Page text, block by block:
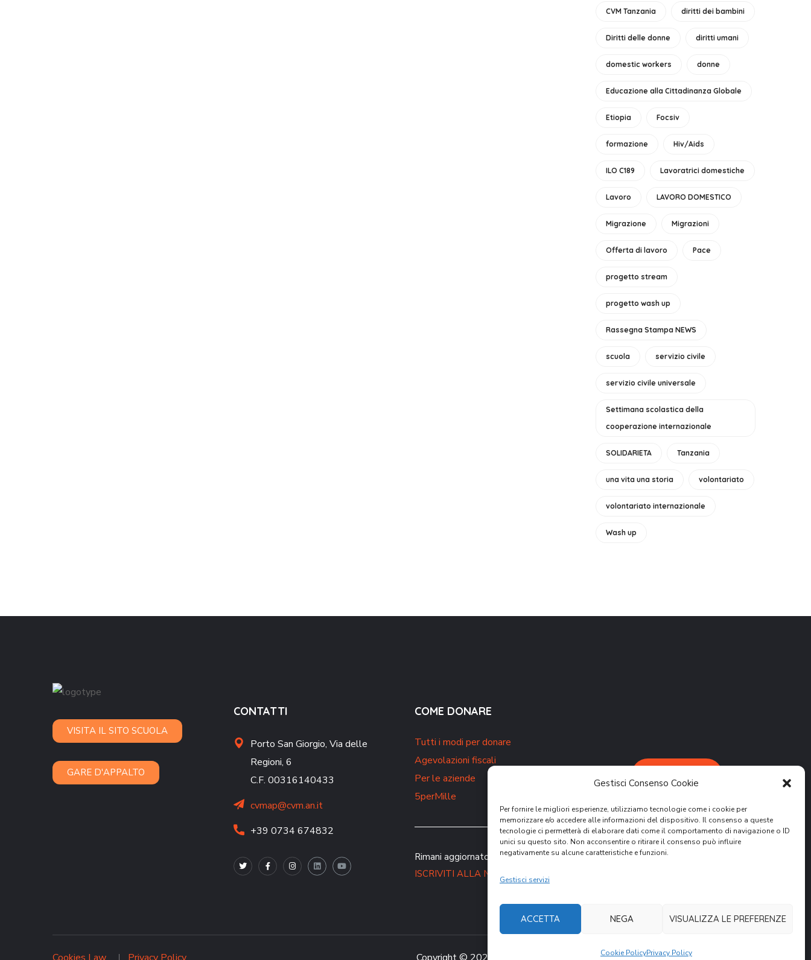
Gestisci Consenso Cookie
Per fornire le migliori esperienze, utilizziamo tecnologie come i cookie per
memorizzare e/o accedere alle informazioni del dispositivo. Il consenso a queste
tecnologie ci permetterà di elaborare dati come il comportamento di navigazione o ID
unici su questo sito. Non acconsentire o ritirare il consenso può influire
negativamente su alcune caratteristiche e funzioni.
Gestisci servizi
ACCETTA NEGA VISUALIZZA LE PREFERENZE
Cookie PolicyPrivacy Policy
CVM Tanzania diritti dei bambini
Diritti delle donne diritti umani
domestic workers donne
Educazione alla Cittadinanza Globale
Etiopia Focsiv
formazione Hiv/Aids
ILO C189 Lavoratrici domestiche
Lavoro LAVORO DOMESTICO
Migrazione Migrazioni
Offerta di lavoro Pace
progetto stream
progetto wash up
Rassegna Stampa NEWS
scuola servizio civile
servizio civile universale
Settimana scolastica della
cooperazione internazionale
SOLIDARIETA Tanzania
una vita una storia volontariato
volontariato internazionale
Wash up
VISITA IL SITO SCUOLA
GARE D'APPALTO
CONTATTI
Porto San Giorgio, Via delle
Regioni, 6
C.F. 00316140433
cvmap@cvm.an.it
+39 0734 674832
COME DONARE
Tutti i modi per donare
Agevolazioni fiscali
Per le aziende
5perMille
Rimani aggiornato sulle nostre attività.
ISCRIVITI ALLA NEWSLETTER